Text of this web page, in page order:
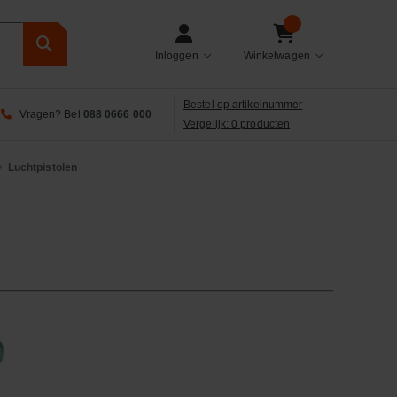
Inloggen Winkelwagen
Vragen? Bel 088 0666 000
Bestel op artikelnummer
Vergelijk: 0 producten
Luchtpistolen